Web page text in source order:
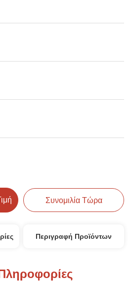
Συνομιλία Τώρα
Περιγραφή Προϊόντων